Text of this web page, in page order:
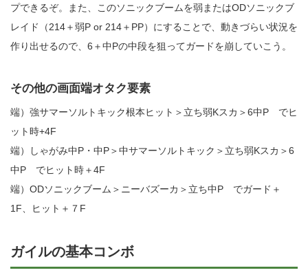
プできるぞ。また、このソニックブームを弱またはODソニックブ
レイド（214＋弱P or 214＋PP）にすることで、動きづらい状況を
作り出せるので、6＋中Pの中段を狙ってガードを崩していこう。
その他の画面端オタク要素
端）強サマーソルトキック根本ヒット＞立ち弱Kスカ＞6中P でヒ
ット時+4F
端）しゃがみ中P・中P＞中サマーソルトキック＞立ち弱Kスカ＞6
中P でヒット時＋4F
端）ODソニックブーム＞ニーバズーカ＞立ち中P でガード＋
1F、ヒット＋７F
ガイルの基本コンボ